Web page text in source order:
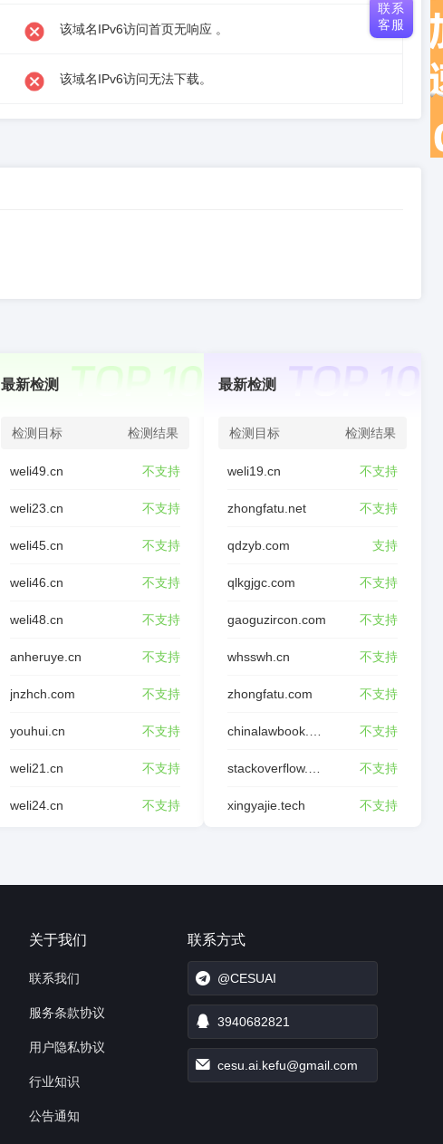
该域名IPv6访问首页无响应 。
该域名IPv6访问无法下载。
最新检测
检测目标 检测结果
weli49.cn 不支持
weli23.cn 不支持
weli45.cn 不支持
weli46.cn 不支持
weli48.cn 不支持
anheruye.cn 不支持
jnzhch.com 不支持
youhui.cn 不支持
weli21.cn 不支持
weli24.cn 不支持
最新检测
检测目标 检测结果
weli19.cn 不支持
zhongfatu.net 不支持
qdzyb.com 支持
qlkgjgc.com 不支持
gaoguzircon.com 不支持
whsswh.cn 不支持
zhongfatu.com 不支持
不支持
不支持
xingyajie.tech 不支持
关于我们
联系我们
服务条款协议
用户隐私协议
行业知识
公告通知
联系方式
@CESUAI
3940682821
cesu.ai.kefu@gmail.com
联系
客服